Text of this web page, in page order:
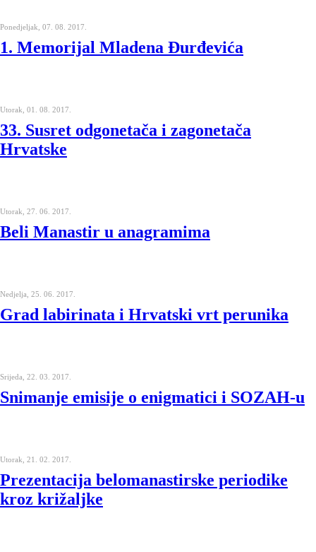
Ponedjeljak, 07. 08. 2017.
1. Memorijal Mladena Đurđevića
Utorak, 01. 08. 2017.
33. Susret odgonetača i zagonetača
Hrvatske
Utorak, 27. 06. 2017.
Beli Manastir u anagramima
Nedjelja, 25. 06. 2017.
Grad labirinata i Hrvatski vrt perunika
Srijeda, 22. 03. 2017.
Snimanje emisije o enigmatici i SOZAH-u
Utorak, 21. 02. 2017.
Prezentacija belomanastirske periodike
kroz križaljke